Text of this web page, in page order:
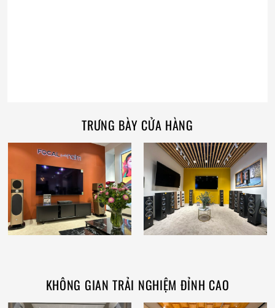
TRƯNG BÀY CỬA HÀNG
KHÔNG GIAN TRẢI NGHIỆM ĐỈNH CAO